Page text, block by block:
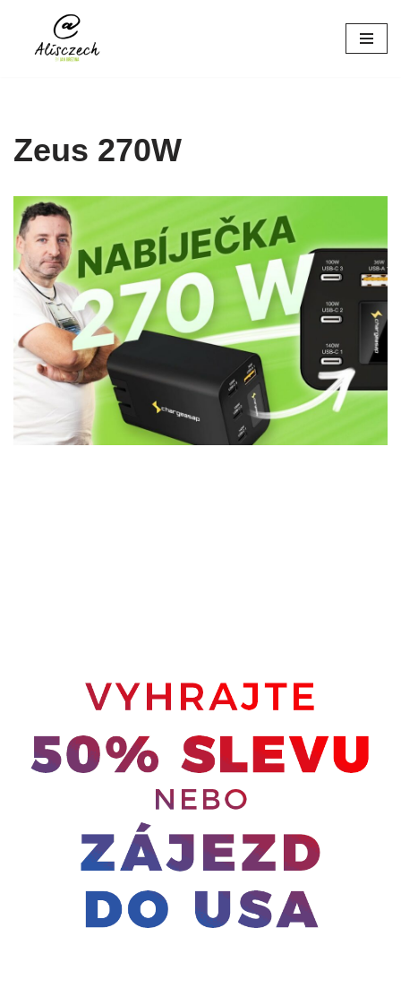
Přeskočit
Zeus 270W